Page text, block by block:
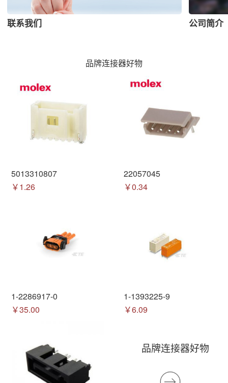
联系我们 公司简介
品牌连接器好物
5013310807
￥1.26
22057045
￥0.34
1-2286917-0
￥35.00
1-1393225-9
￥6.09
品牌连接器好物